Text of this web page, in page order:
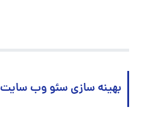
بهینه سازی سئو وب سایت